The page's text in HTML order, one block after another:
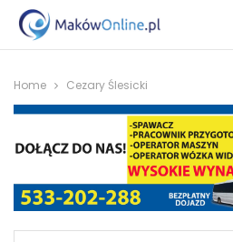
Home Cezary Ślesicki